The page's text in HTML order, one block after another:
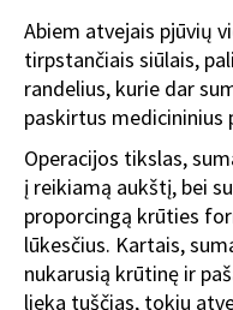
Abiem atvejais pjūvių
tirpstančiais siūlais,
randelius, kurie dar
paskirtus medicininius
Operacijos tikslas,
į reikiamą aukštį, bei
proporcingą krūties
lūkesčius. Kartais,
nukarusią krūtinę ir
lieka tuščias, tokiu